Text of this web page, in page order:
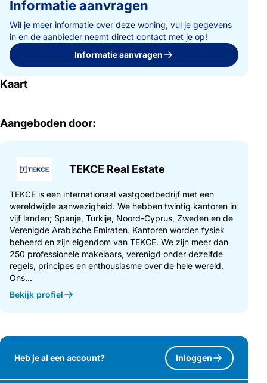
Informatie aanvragen
Wil je meer informatie over deze woning, vul je gegevens
in en de aanbieder neemt direct contact met je op!
Informatie aanvragen
Kaart
Aangeboden door:
TEKCE Real Estate
TEKCE is een internationaal vastgoedbedrijf met een
wereldwijde aanwezigheid. We hebben twintig kantoren in
vijf landen; Spanje, Turkije, Noord-Cyprus, Zweden en de
Verenigde Arabische Emiraten. Kantoren worden fysiek
beheerd en zijn eigendom van TEKCE. We zijn meer dan
250 professionele makelaars, verenigd onder dezelfde
regels, principes en enthousiasme over de hele wereld.
Ons...
Bekijk profiel
Heb je al een account? Inloggen